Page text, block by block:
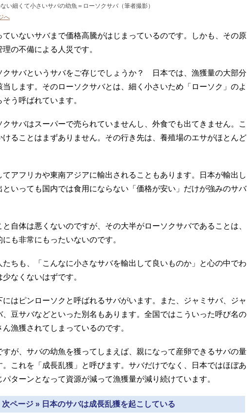
い細くて小さいサバの幼魚＝ローソクサバ（筆者撮影）
へ
いないサバまで価格高騰がはじまっているのです。しかも、その原
の不備による人災です。
サバというサバをご存じでしょうか？ 日本では、漁獲量の大部分
当します。そのローソクサバとは、細く小さいため「ローソク」のよ
う呼ばれています。
サバはスーパーで売られていませんし、外食でも出てきません。こ
けることはまずありません。その行き先は、養殖場のエサがほとんど
アフリカや東南アジアに輸出されることもあります。日本が輸出し
といっても国内では食用にならない「価格が安い」だけが強みのサバ
自体は悪くないのですが、その大半がローソクサバであることは、
も非常にもったいないのです。
ちも、「こんなに小さなサバを輸出して良いものか」と心の中でわ
なくないはずです。
はピンローソクと呼ばれるサバがいます。また、ジャミサバ、ジャ
、豆サバなどといった別名もあります。全国ではこういった呼び名の
漁獲されてしまっているのです。
が、サバの幼魚を獲ってしまえば、親になって産卵できるサバの量
。これを「成長乱獲」と呼びます。サバだけでなく、日本ではほぼあ
ターンとなって資源が減って漁獲量が減り続けています。
次ページ » 日本のサバは成長乱獲を起こしている